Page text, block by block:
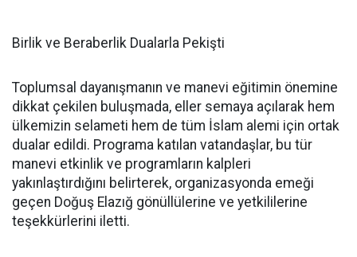
Birlik ve Beraberlik Dualarla Pekişti
Toplumsal dayanışmanın ve manevi eğitimin önemine
dikkat çekilen buluşmada, eller semaya açılarak hem
ülkemizin selameti hem de tüm İslam alemi için ortak
dualar edildi. Programa katılan vatandaşlar, bu tür
manevi etkinlik ve programların kalpleri
yakınlaştırdığını belirterek, organizasyonda emeği
geçen Doğuş Elazığ gönüllülerine ve yetkililerine
teşekkürlerini iletti.